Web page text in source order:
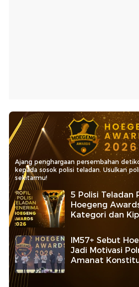
Ajang penghargaan persembahan
kepada sosok polisi teladan. Usulkan
sekitarmu!
5 Polisi Teladan
Hoegeng
Kategori dan
IM57+ Sebut
Jadi Motivasi
Amanat